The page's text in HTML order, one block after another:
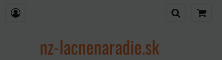
nz-lacnenaradie.sk